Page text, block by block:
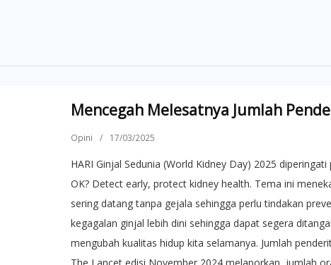
Mencegah Melesatnya Jumlah
Opini / 17/03/2025
HARI Ginjal Sedunia (World Kidney Day) 2025
OK? Detect early, protect kidney health. Tema ini
sering datang tanpa gejala sehingga perlu tindakan
kegagalan ginjal lebih dini sehingga dapat segera
mengubah kualitas hidup kita selamanya. Jumlah